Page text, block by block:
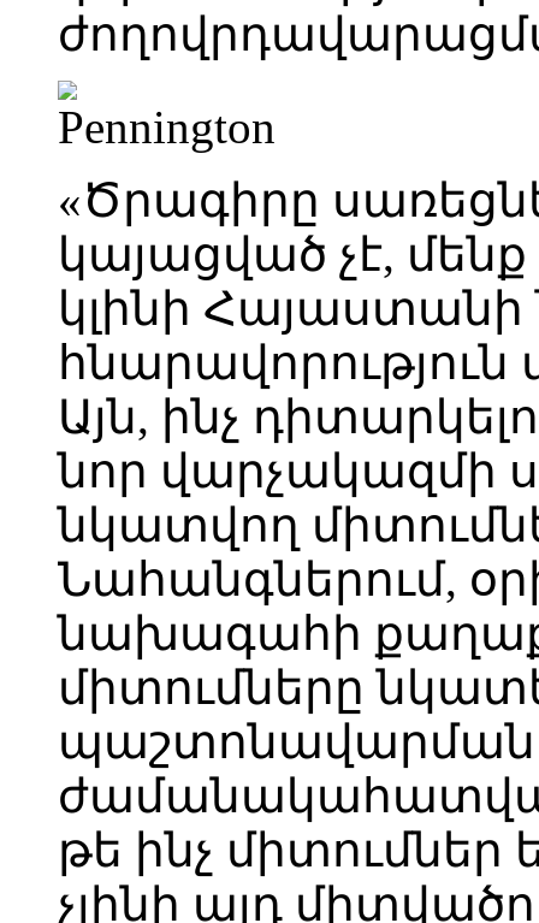
«Ծրագիրը
կայացված չէ,
կլինի
Այն, ինչ
նոր վարչակազմի
նկատվող
Նահանգներում,
նախագահի
միտումները
պաշտոնավարման
թե ինչ միտումներ
չլինի այդ